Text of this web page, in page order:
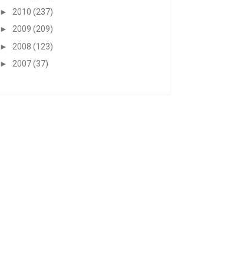
► 2010 (237)
► 2009 (209)
► 2008 (123)
► 2007(37)